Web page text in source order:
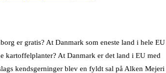
er gratis? At Danmark som eneste land i hele
kartoffelplanter? At Danmark er det land i EU med
kendsgerninger blev en fyldt sal på Alken Mejeri